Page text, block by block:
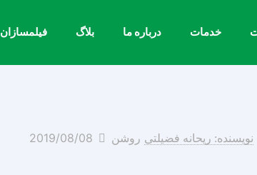
خدمات درباره ما بلاگ فیلمسازان
نویسنده: ریحانه فضیلتی روشن 2019/08/08